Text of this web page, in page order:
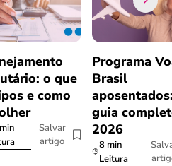
o que
e como
Salvar
artigo
Programa
Brasil
guia
2026
8 min
Leitura